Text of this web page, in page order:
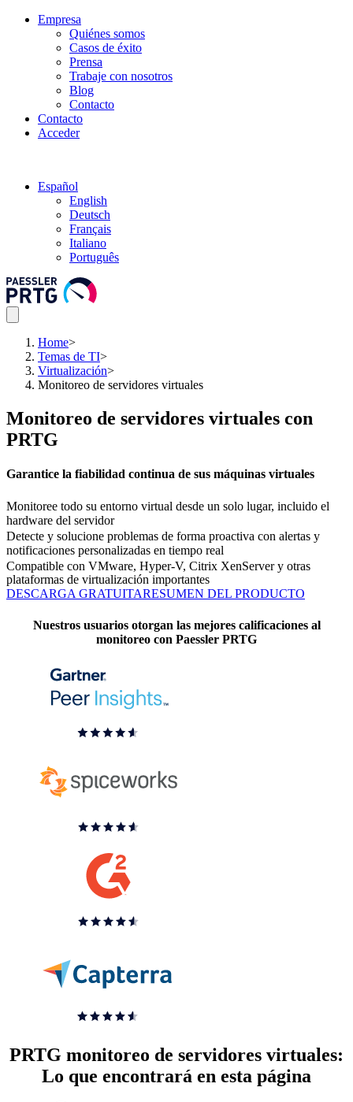
Empresa
Quiénes somos
Casos de éxito
Prensa
Trabaje con nosotros
Blog
Contacto
Contacto
Acceder
Español
English
Deutsch
Français
Italiano
Português
Home>
Temas de TI>
Virtualización>
Monitoreo de servidores virtuales
Monitoreo de servidores virtuales con
PRTG
Garantice la fiabilidad continua de sus máquinas virtuales
Monitoree todo su entorno virtual desde un solo lugar, incluido el
hardware del servidor
Detecte y solucione problemas de forma proactiva con alertas y
notificaciones personalizadas en tiempo real
Compatible con VMware, Hyper-V, Citrix XenServer y otras
plataformas de virtualización importantes
DESCARGA GRATUITARESUMEN DEL PRODUCTO
Nuestros usuarios otorgan las mejores calificaciones al
monitoreo con Paessler PRTG
PRTG monitoreo de servidores virtuales:
Lo que encontrará en esta página